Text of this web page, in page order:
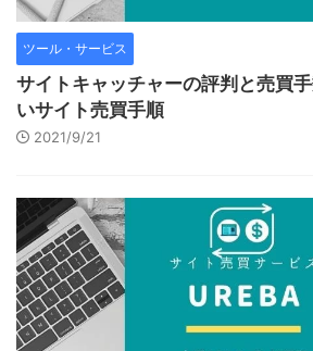
ツール・サービス
サイトキャッチャーの評判と売買
いサイト売買手順
2021/9/21